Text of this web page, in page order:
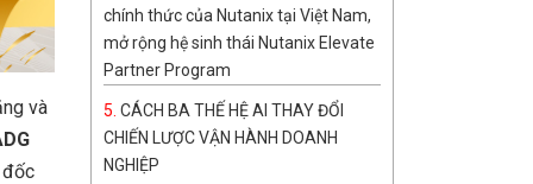
và
đốc
chính thức của Nutanix tại Việt Nam,
mở rộng hệ sinh thái Nutanix Elevate
Partner Program
CÁCH BA THẾ HỆ AI THAY ĐỔI
CHIẾN LƯỢC VẬN HÀNH DOANH
NGHIỆP